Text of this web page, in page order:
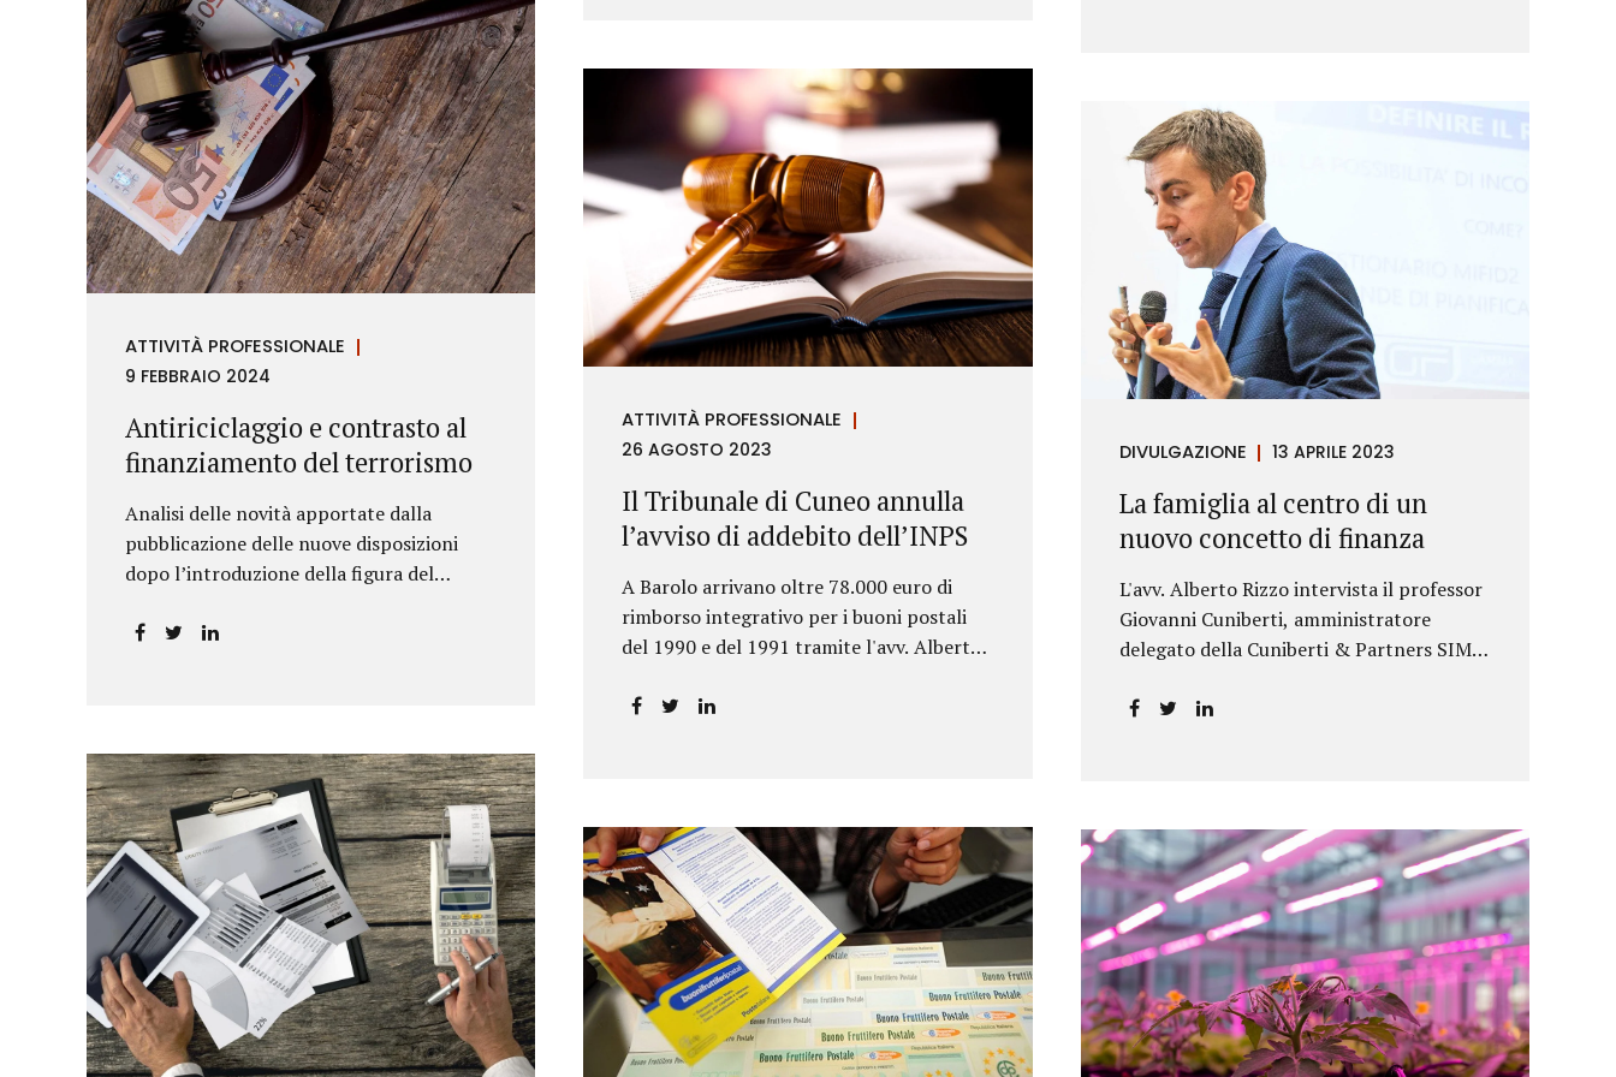
ATTIVITÀ PROFESSIONALE
9 FEBBRAIO 2024
Antiriciclaggio e contrasto al
finanziamento del terrorismo
Analisi delle novità apportate dalla
pubblicazione delle nuove disposizioni
dopo l’introduzione della figura del
ATTIVITÀ PROFESSIONALE
26 AGOSTO 2023
Il Tribunale di Cuneo annulla
l’avviso di addebito dell’INPS
A Barolo arrivano oltre 78.000 euro di
rimborso integrativo per i buoni postali
del 1990 e del 1991 tramite l'avv. Alberto
DIVULGAZIONE 13 APRILE 2023
La famiglia al centro di un
nuovo concetto di finanza
L'avv. Alberto Rizzo intervista il professor
Giovanni Cuniberti, amministratore
delegato della Cuniberti & Partners SIM